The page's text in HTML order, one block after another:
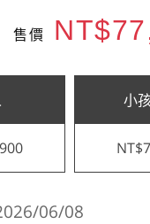
售價
小
06/08